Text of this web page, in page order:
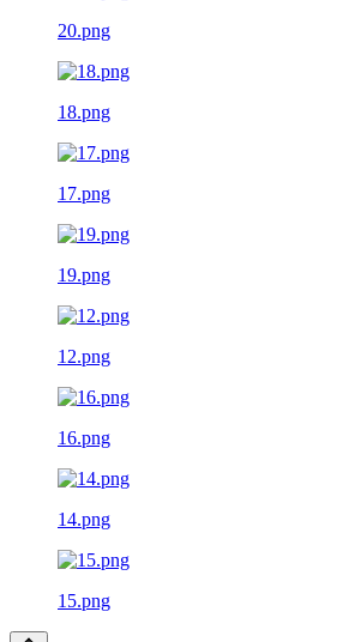
20.png
18.png
17.png
19.png
12.png
16.png
14.png
15.png